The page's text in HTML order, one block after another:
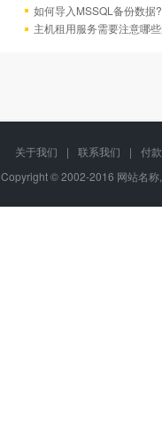
如何导入MSSQL备份数据
主机租用服务需要注意哪
关于我们 | 联系我们 |
付
Copyright © 2002-2016 网站名